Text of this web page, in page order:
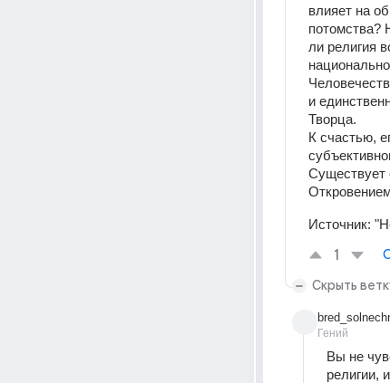
влияет на
потомства?
ли религия
и
Творца.
К счастью,
Существует
Источник:
1
Скрыть
Гений
Вы не
религии,